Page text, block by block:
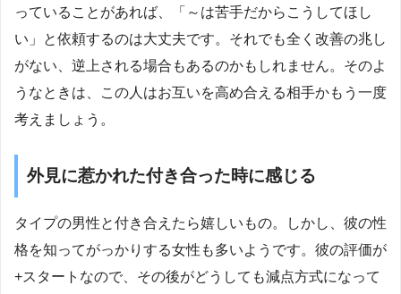
っていることがあれば、「～は苦手だからこうしてほし
い」と依頼するのは大丈夫です。それでも全く改善の兆し
がない、逆上される場合もあるのかもしれません。そのよ
うなときは、この人はお互いを高め合える相手かもう一度
考えましょう。
外見に惹かれた付き合った時に感じる
タイプの男性と付き合えたら嬉しいもの。しかし、彼の性
格を知ってがっかりする女性も多いようです。彼の評価が
+スタートなので、その後がどうしても減点方式になって